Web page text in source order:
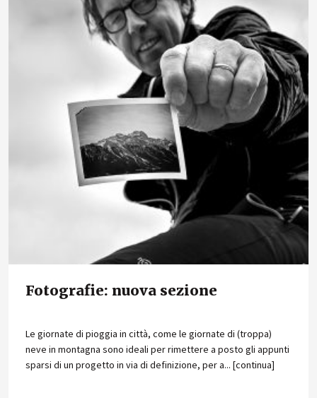
Fotografie: nuova sezione
Le giornate di pioggia in città, come le giornate di (troppa)
neve in montagna sono ideali per rimettere a posto gli appunti
sparsi di un progetto in via di definizione, per a... [continua]